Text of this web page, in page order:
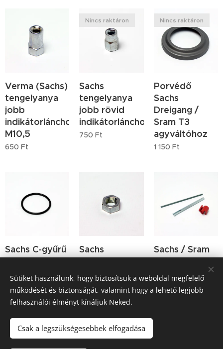
Verma (Sachs)
tengelyanya
jobb
indikátorlánchoz
M10,5
650 Ft
Sachs
tengelyanya
jobb rövid
indikátorlánchoz
Nincs raktáron
750 Ft
Porvédő
Sachs
Dreigang /
Sram T3
agyváltóhoz
Nincs raktáron
1 150 Ft
Sachs C-gyűrű
agyváltó
lánckerék
rögzítéséhez
1 700
Sachs
agyváltó
tengelyanya
M10,5
590Ft
Sachs / Sram
S7 tolórúd
készlet
4 210 Ft
Előző Következő
Sütiket használunk, hogy biztosítsuk a weboldal megfelelő
működését és biztonságát, valamint hogy a lehető legjobb
felhasználói élményt kínáljuk Neked.
Csak a legszükségesebbek elfogadása